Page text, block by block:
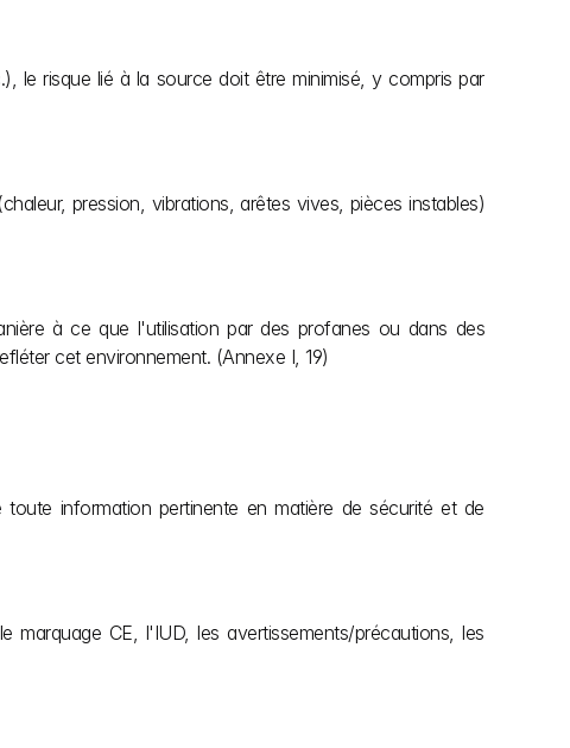
le risque lié à la source doit être minimisé, y compris par
pression, vibrations, arêtes vives, pièces instables)
à ce que l'utilisation par des profanes ou dans des
cet environnement. (Annexe I, 19)
information pertinente en matière de sécurité et de
CE, l'IUD, les avertissements/précautions, les